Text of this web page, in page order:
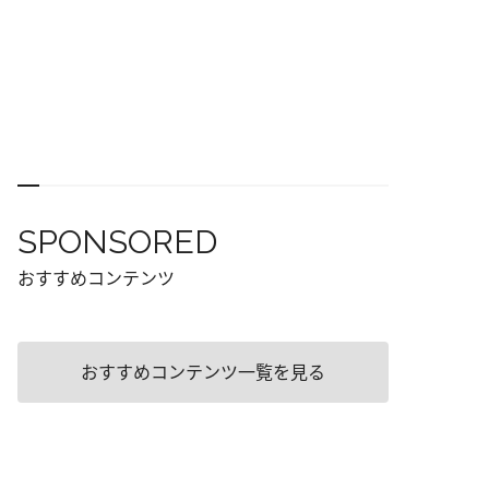
SPONSORED
おすすめコンテンツ
おすすめコンテンツ一覧を見る